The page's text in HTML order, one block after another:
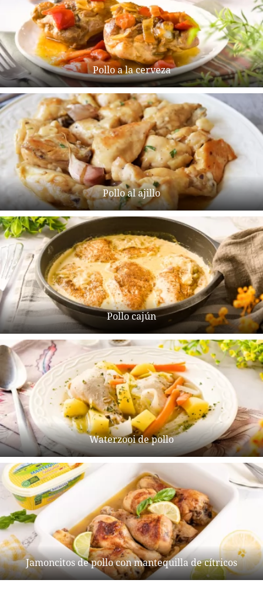
Pollo a la cerveza
Pollo al ajillo
Pollo cajún
Waterzooi de pollo
Jamoncitos de pollo con mantequilla de cítricos